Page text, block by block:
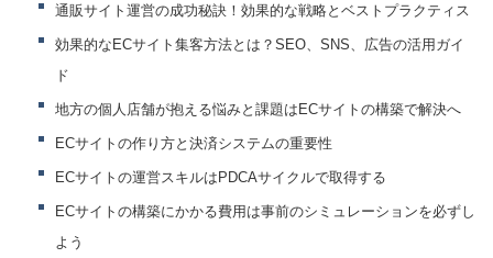
通販サイト運営の成功秘訣！効果的な戦略とベストプラクティス
効果的なECサイト集客方法とは？SEO、SNS、広告の活用ガイ
ド
地方の個人店舗が抱える悩みと課題はECサイトの構築で解決へ
ECサイトの作り方と決済システムの重要性
ECサイトの運営スキルはPDCAサイクルで取得する
ECサイトの構築にかかる費用は事前のシミュレーションを必ずし
よう